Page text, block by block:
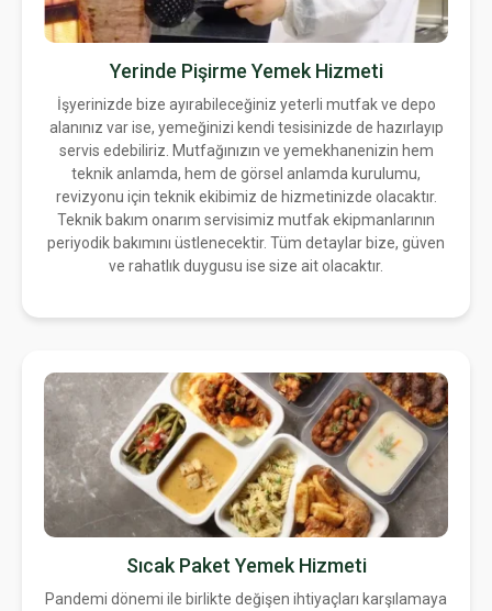
Yerinde Pişirme Yemek Hizmeti
İşyerinizde bize ayırabileceğiniz yeterli mutfak ve depo
alanınız var ise, yemeğinizi kendi tesisinizde de hazırlayıp
servis edebiliriz. Mutfağınızın ve yemekhanenizin hem
teknik anlamda, hem de görsel anlamda kurulumu,
revizyonu için teknik ekibimiz de hizmetinizde olacaktır.
Teknik bakım onarım servisimiz mutfak ekipmanlarının
periyodik bakımını üstlenecektir. Tüm detaylar bize, güven
ve rahatlık duygusu ise size ait olacaktır.
Sıcak Paket Yemek Hizmeti
Pandemi dönemi ile birlikte değişen ihtiyaçları karşılamaya